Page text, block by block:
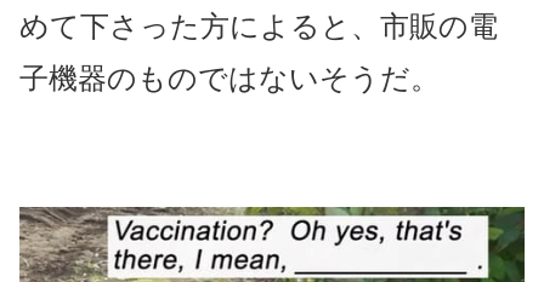
めて下さった方によると、市販の電
子機器のものではないそうだ。